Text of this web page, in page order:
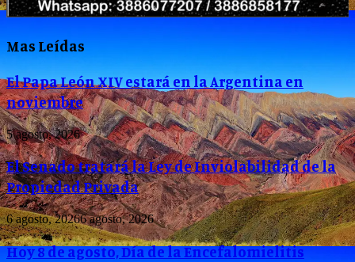
Mas Leídas
El Papa León XIV estará en la Argentina en
noviembre
5 agosto, 2026
El Senado tratará la Ley de Inviolabilidad de la
Propiedad Privada
6 agosto, 20266 agosto, 2026
Hoy 8 de agosto, Día de la Encefalomielitis